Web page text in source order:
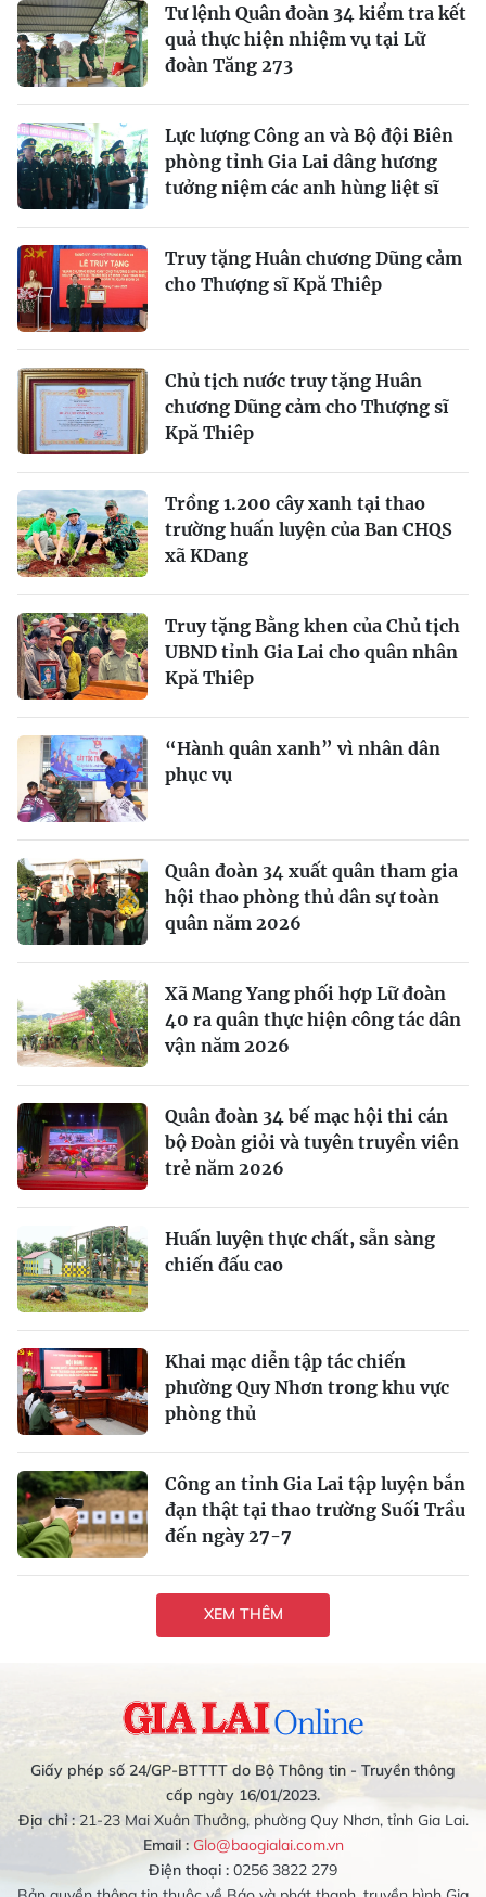
Tư lệnh Quân đoàn 34 kiểm tra kết
quả thực hiện nhiệm vụ tại Lữ
đoàn Tăng 273
Lực lượng Công an và Bộ đội Biên
phòng tỉnh Gia Lai dâng hương
tưởng niệm các anh hùng liệt sĩ
Truy tặng Huân chương Dũng cảm
cho Thượng sĩ Kpă Thiêp
Chủ tịch nước truy tặng Huân
chương Dũng cảm cho Thượng sĩ
Kpă Thiêp
Trồng 1.200 cây xanh tại thao
trường huấn luyện của Ban CHQS
xã KDang
Truy tặng Bằng khen của Chủ tịch
UBND tỉnh Gia Lai cho quân nhân
Kpă Thiêp
“Hành quân xanh” vì nhân dân
phục vụ
Quân đoàn 34 xuất quân tham gia
hội thao phòng thủ dân sự toàn
quân năm 2026
Xã Mang Yang phối hợp Lữ đoàn
40 ra quân thực hiện công tác dân
vận năm 2026
Quân đoàn 34 bế mạc hội thi cán
bộ Đoàn giỏi và tuyên truyền viên
trẻ năm 2026
Huấn luyện thực chất, sẵn sàng
chiến đấu cao
Khai mạc diễn tập tác chiến
phường Quy Nhơn trong khu vực
phòng thủ
Công an tỉnh Gia Lai tập luyện bắn
đạn thật tại thao trường Suối Trầu
đến ngày 27-7
XEM THÊM
Giấy phép số 24/GP-BTTTT do Bộ Thông tin - Truyền thông
cấp ngày 16/01/2023.
Địa chỉ :21-23 Mai Xuân Thưởng, phường Quy Nhơn, tỉnh Gia Lai.
Email : Glo@baogialai.com.vn
Điện thoại : 0256 3822 279